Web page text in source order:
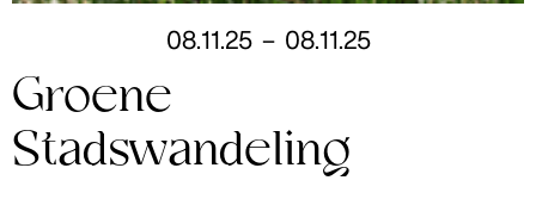
08. 11 25– 08. 11 25
Groene
Stadswandeling